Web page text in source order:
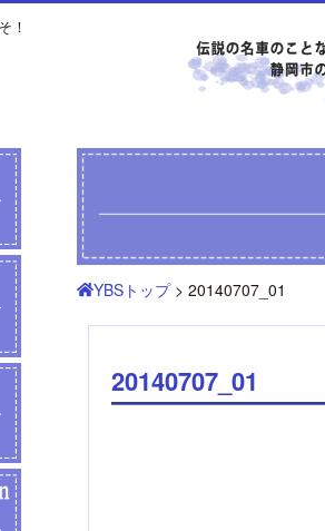
！
YBSトップ> 20140707_01
20140707_01